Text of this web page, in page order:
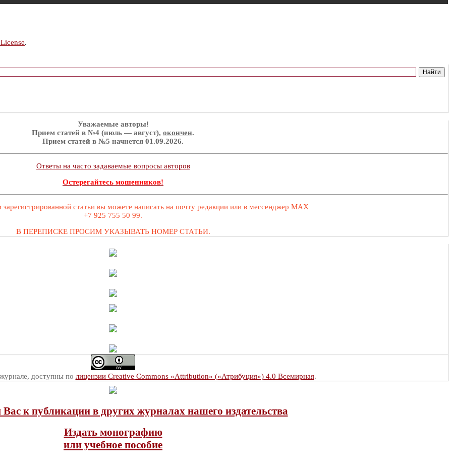
.
Уважаемые авторы!
Прием статей в №4 (июль — август), окончен.
Прием статей в №5 начнется 01.09.2026.
Ответы на часто задаваемые вопросы авторов
Остерегайтесь мошенников!
статьи вы можете написать на почту редакции или в мессенджер MAX
+7 925 755 50 99.
В ПЕРЕПИСКЕ ПРОСИМ УКАЗЫВАТЬ НОМЕР СТАТЬИ.
доступны по лицензии Creative Commons «Attribution» («Атрибуция») 4.0 Всемирная.
к публикации в других журналах нашего издательства
Издать монографию
или учебное пособие